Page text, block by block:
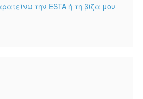
την ESTA ή τη βίζα μου